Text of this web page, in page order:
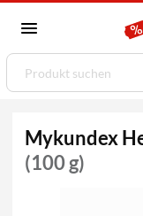
Mykundex
(100 g)